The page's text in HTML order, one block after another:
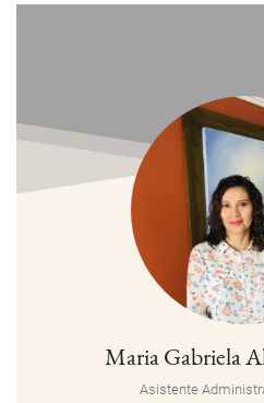
Maria Gabriela
Asistente